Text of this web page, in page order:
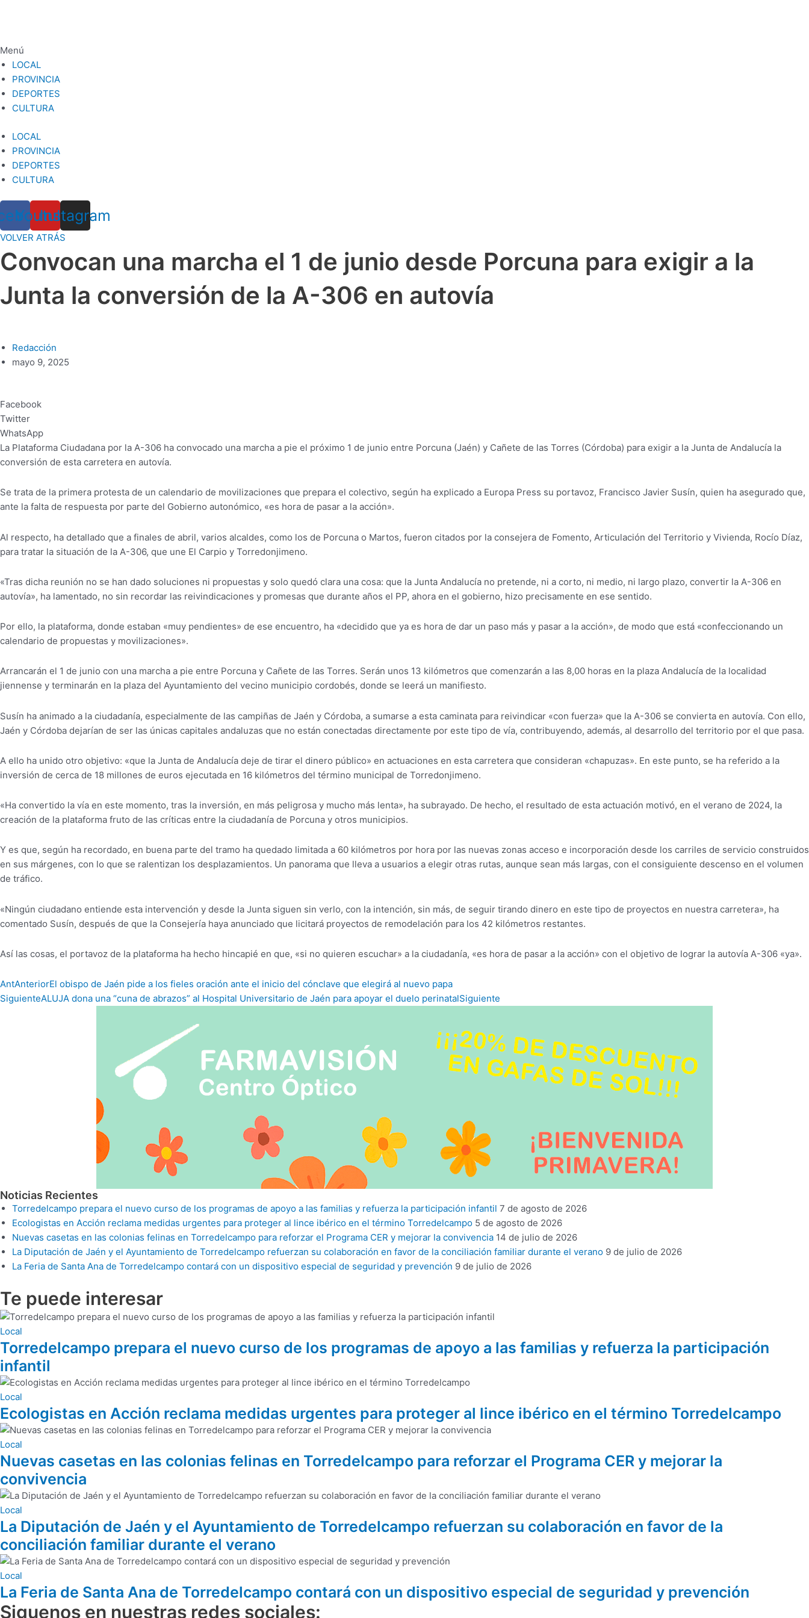
Menú
LOCAL
PROVINCIA
DEPORTES
CULTURA
LOCAL
PROVINCIA
DEPORTES
CULTURA
Youtube
Instagram
VOLVER ATRÁS
Convocan una marcha el 1 de junio desde Porcuna para exigir a la
Junta la conversión de la A-306 en autovía
Redacción
mayo 9, 2025
Facebook
Twitter
WhatsApp
La Plataforma Ciudadana por la A-306 ha convocado una marcha a pie el próximo 1 de junio entre Porcuna (Jaén) y Cañete de las Torres (Córdoba) para exigir a la Junta de Andalucía la
conversión de esta carretera en autovía.
Se trata de la primera protesta de un calendario de movilizaciones que prepara el colectivo, según ha explicado a Europa Press su portavoz, Francisco Javier Susín, quien ha asegurado que,
ante la falta de respuesta por parte del Gobierno autonómico, «es hora de pasar a la acción».
Al respecto, ha detallado que a finales de abril, varios alcaldes, como los de Porcuna o Martos, fueron citados por la consejera de Fomento, Articulación del Territorio y Vivienda, Rocío Díaz,
para tratar la situación de la A-306, que une El Carpio y Torredonjimeno.
«Tras dicha reunión no se han dado soluciones ni propuestas y solo quedó clara una cosa: que la Junta Andalucía no pretende, ni a corto, ni medio, ni largo plazo, convertir la A-306 en
autovía», ha lamentado, no sin recordar las reivindicaciones y promesas que durante años el PP, ahora en el gobierno, hizo precisamente en ese sentido.
Por ello, la plataforma, donde estaban «muy pendientes» de ese encuentro, ha «decidido que ya es hora de dar un paso más y pasar a la acción», de modo que está «confeccionando un
calendario de propuestas y movilizaciones».
Arrancarán el 1 de junio con una marcha a pie entre Porcuna y Cañete de las Torres. Serán unos 13 kilómetros que comenzarán a las 8,00 horas en la plaza Andalucía de la localidad
jiennense y terminarán en la plaza del Ayuntamiento del vecino municipio cordobés, donde se leerá un manifiesto.
Susín ha animado a la ciudadanía, especialmente de las campiñas de Jaén y Córdoba, a sumarse a esta caminata para reivindicar «con fuerza» que la A-306 se convierta en autovía. Con ello,
Jaén y Córdoba dejarían de ser las únicas capitales andaluzas que no están conectadas directamente por este tipo de vía, contribuyendo, además, al desarrollo del territorio por el que pasa.
A ello ha unido otro objetivo: «que la Junta de Andalucía deje de tirar el dinero público» en actuaciones en esta carretera que consideran «chapuzas». En este punto, se ha referido a la
inversión de cerca de 18 millones de euros ejecutada en 16 kilómetros del término municipal de Torredonjimeno.
«Ha convertido la vía en este momento, tras la inversión, en más peligrosa y mucho más lenta», ha subrayado. De hecho, el resultado de esta actuación motivó, en el verano de 2024, la
creación de la plataforma fruto de las críticas entre la ciudadanía de Porcuna y otros municipios.
Y es que, según ha recordado, en buena parte del tramo ha quedado limitada a 60 kilómetros por hora por las nuevas zonas acceso e incorporación desde los carriles de servicio construidos
en sus márgenes, con lo que se ralentizan los desplazamientos. Un panorama que lleva a usuarios a elegir otras rutas, aunque sean más largas, con el consiguiente descenso en el volumen
de tráfico.
«Ningún ciudadano entiende esta intervención y desde la Junta siguen sin verlo, con la intención, sin más, de seguir tirando dinero en este tipo de proyectos en nuestra carretera», ha
comentado Susín, después de que la Consejería haya anunciado que licitará proyectos de remodelación para los 42 kilómetros restantes.
Así las cosas, el portavoz de la plataforma ha hecho hincapié en que, «si no quieren escuchar» a la ciudadanía, «es hora de pasar a la acción» con el objetivo de lograr la autovía A-306 «ya».
AntAnteriorEl obispo de Jaén pide a los fieles oración ante el inicio del cónclave que elegirá al nuevo papa
SiguienteALUJA dona una “cuna de abrazos” al Hospital Universitario de Jaén para apoyar el duelo perinatalSiguiente
Noticias Recientes
Torredelcampo prepara el nuevo curso de los programas de apoyo a las familias y refuerza la participación infantil 7 de agosto de 2026
Ecologistas en Acción reclama medidas urgentes para proteger al lince ibérico en el término Torredelcampo 5 de agosto de 2026
Nuevas casetas en las colonias felinas en Torredelcampo para reforzar el Programa CER y mejorar la convivencia 14 de julio de 2026
La Diputación de Jaén y el Ayuntamiento de Torredelcampo refuerzan su colaboración en favor de la conciliación familiar durante el verano 9 de julio de 2026
La Feria de Santa Ana de Torredelcampo contará con un dispositivo especial de seguridad y prevención 9 de julio de 2026
Te puede interesar
Local
Torredelcampo prepara el nuevo curso de los programas de apoyo a las familias y refuerza la participación
infantil
Local
Ecologistas en Acción reclama medidas urgentes para proteger al lince ibérico en el término Torredelcampo
Local
Nuevas casetas en las colonias felinas en Torredelcampo para reforzar el Programa CER y mejorar la
convivencia
Local
La Diputación de Jaén y el Ayuntamiento de Torredelcampo refuerzan su colaboración en favor de la
conciliación familiar durante el verano
Local
La Feria de Santa Ana de Torredelcampo contará con un dispositivo especial de seguridad y prevención
Siguenos en nuestras redes sociales: